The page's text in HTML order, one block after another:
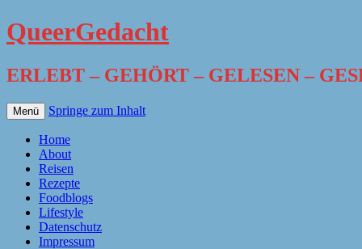
QueerGedacht
ERLEBT – GEHÖRT – GELESEN –
Menü Springe zum Inhalt
Home
About
Reisen
Rezepte
Foodblogs
Lifestyle
Datenschutz
Impressum